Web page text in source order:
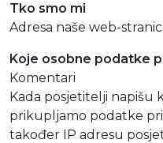
Tko smo mi
Adresa naše web-
Koje osobne podatke
Komentari
Kada posjetitelji napišu
prikupljamo podatke
također IP adresu